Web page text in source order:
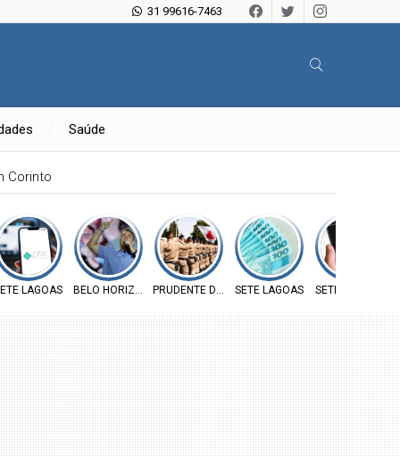
31 99616-7463
Saúde
em Caetanópolis
LAGOAS BELO HORIZONTEPRUDENTE DE MORAISSETE LAGOAS SETE LAGOAS